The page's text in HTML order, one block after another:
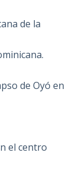
de la
de Oyó en
el centro